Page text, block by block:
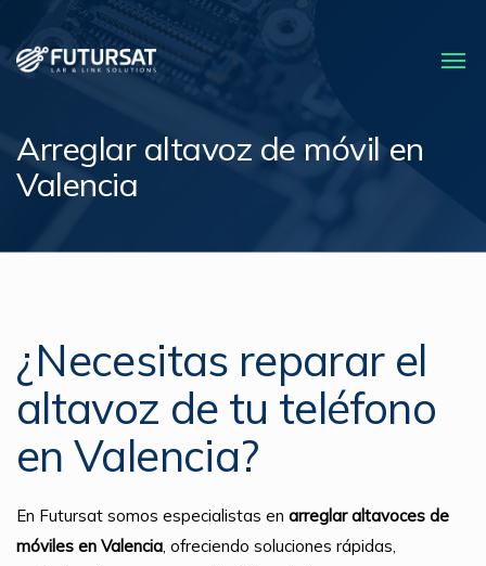
Arreglar altavoz de móvil en
Valencia
¿Necesitas reparar el
altavoz de tu teléfono
en Valencia?
En Futursat somos especialistas en arreglar altavoces de
móviles en Valencia, ofreciendo soluciones rápidas,